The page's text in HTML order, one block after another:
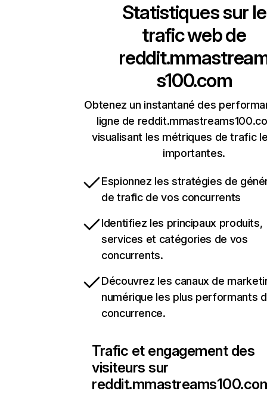
Statistiques sur le
trafic web de
s100.com
Obtenez un instantané des
ligne de
visualisant les métriques de trafic
importantes.
Espionnez les stratégies de
de trafic de vos concurrents
Identifiez les principaux produits,
services et catégories de vos
concurrents.
Découvrez les canaux de
numérique les plus performants
concurrence.
Trafic et engagement des
visiteurs sur